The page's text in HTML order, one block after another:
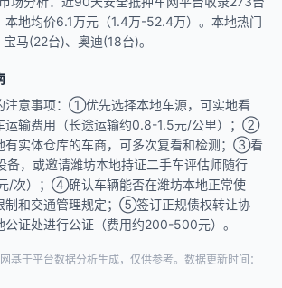
本地均价6.1万元（1.4万-52.4万）。本地热门
马(22台)、奥迪(18台)。
注意事项：①优先选择本地车源，可实地看
运输费用（长途运输约0.8-1.5元/公里）；②
有实体仓库的车商，可多次复看和检测；③看
备，或邀请潍坊本地持证二手车评估师随行
/次）；④确认车辆能否在潍坊本地正常使
制和交通管理规定；⑤签订正规债权转让协
公证处进行公证（费用约200-500元）。
基于平台数据分析生成，仅供参考。数据更新时间：